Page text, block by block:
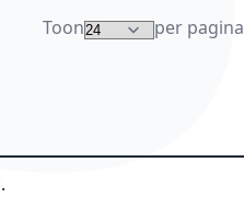
Toon per pagina